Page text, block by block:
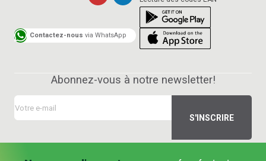
Contactez-nous via WhatsApp
Abonnez-vous à notre newsletter!